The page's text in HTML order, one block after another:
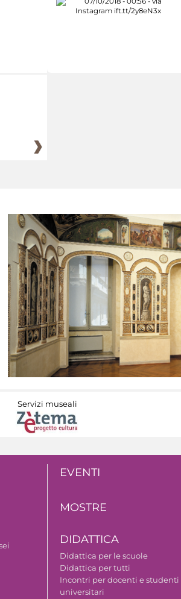
Servizi museali
EVENTI
MOSTRE
DIDATTICA
Didattica per le scuole
Didattica per tutti
Incontri per docenti e studenti
universitari